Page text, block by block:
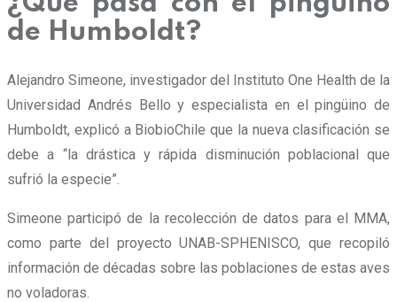
de Humboldt?
Alejandro Simeone, investigador del Instituto One Health de la
Universidad Andrés Bello y especialista en el pingüino de
Humboldt, explicó a BiobioChile que la nueva clasificación se
debe a “la drástica y rápida disminución poblacional que
sufrió la especie”.
Simeone participó de la recolección de datos para el MMA,
como parte del proyecto UNAB-SPHENISCO, que recopiló
información de décadas sobre las poblaciones de estas aves
no voladoras.